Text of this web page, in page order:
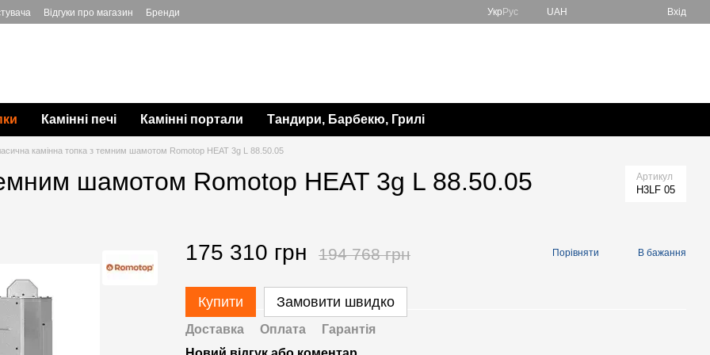
Відгуки про магазин Бренди Укр Рус UAH Вхід
Камінні печі Камінні портали Тандири, Барбекю, Грилі
камінна топка з темним шамотом Romotop HEAT 3g L 88.50.05
шамотом Romotop HEAT 3g L 88.50.05 Артикул
H3LF 05
175 310 грн 194 768 грн Порівняти В бажання
Купити Замовити швидко
Доставка Оплата
Гарантія